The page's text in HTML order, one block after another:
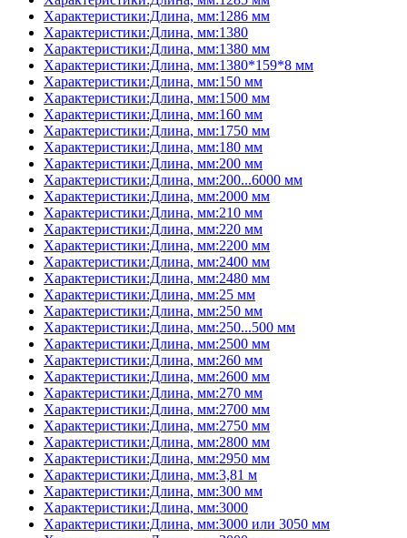
Характеристики:Длина, мм:1286 мм
Характеристики:Длина, мм:1380
Характеристики:Длина, мм:1380 мм
Характеристики:Длина, мм:1380*159*8 мм
Характеристики:Длина, мм:150 мм
Характеристики:Длина, мм:1500 мм
Характеристики:Длина, мм:160 мм
Характеристики:Длина, мм:1750 мм
Характеристики:Длина, мм:180 мм
Характеристики:Длина, мм:200 мм
Характеристики:Длина, мм:200...6000 мм
Характеристики:Длина, мм:2000 мм
Характеристики:Длина, мм:210 мм
Характеристики:Длина, мм:220 мм
Характеристики:Длина, мм:2200 мм
Характеристики:Длина, мм:2400 мм
Характеристики:Длина, мм:2480 мм
Характеристики:Длина, мм:25 мм
Характеристики:Длина, мм:250 мм
Характеристики:Длина, мм:250...500 мм
Характеристики:Длина, мм:2500 мм
Характеристики:Длина, мм:260 мм
Характеристики:Длина, мм:2600 мм
Характеристики:Длина, мм:270 мм
Характеристики:Длина, мм:2700 мм
Характеристики:Длина, мм:2750 мм
Характеристики:Длина, мм:2800 мм
Характеристики:Длина, мм:2950 мм
Характеристики:Длина, мм:3,81 м
Характеристики:Длина, мм:300 мм
Характеристики:Длина, мм:3000
Характеристики:Длина, мм:3000 или 3050 мм